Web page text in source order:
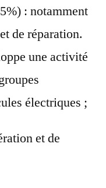
: notamment
de réparation.
une activité
électriques ;
et de